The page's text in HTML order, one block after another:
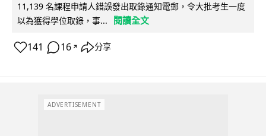
11,139 名課程申請人錯誤發出取錄通知電郵，令大批考生一度
以為獲得學位取錄，事...
閱讀全文
141 16 ↗ 分享
ADVERTISEMENT